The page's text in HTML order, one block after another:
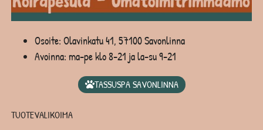
Osoite: Olavinkatu 41, 57100 Savonlinna
Avoinna: ma-pe klo 8-21 ja la-su 9-21
TASSUSPA SAVONLINNA
TUOTEVALIKOIMA